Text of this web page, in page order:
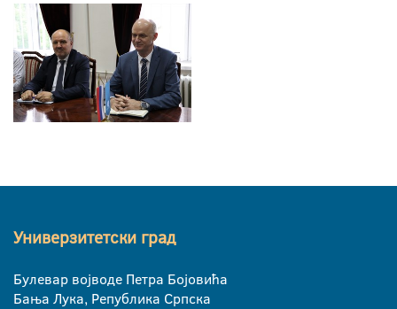
Универзитетски град
Булевар војводе Петра Бојовића
Бања Лука, Република Српска